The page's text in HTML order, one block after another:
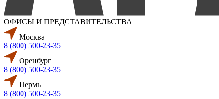
ОФИСЫ И ПРЕДСТАВИТЕЛЬСТВА
Москва
8 (800) 500-23-35
Оренбург
8 (800) 500-23-35
Пермь
8 (800) 500-23-35